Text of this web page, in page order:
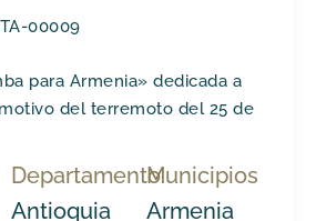
00009
para Armenia» dedicada a
del terremoto del 25 de
Departamento
Antioquia
Municipios
Armenia